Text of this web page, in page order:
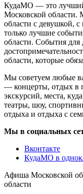
КудаМО — это лучший
Московской области.
области с девушкой,
только лучшие
области. События
области, которые
Мы советуем любые
— концерты, отдых в
экскурсий, места,
театры, шоу,
отдыха и отдыха с
Мы в социальных
Вконтакте
КудаМО в
Афиша Московской
области